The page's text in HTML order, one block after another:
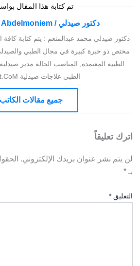
تم كتابة هذا المقال
دكتور صيدلي / Mohamed Abdelmoniem
دكتور صيدلي محمد عبدالمنعم : يتم كتابة
مختص ذو خبرة كبيرة في مجال الطبي
الطبية المعتمدة, المناصب الحالة مدير
الطبي علاجات صيدلية 3lagat.CoM
جميع مقالات الكاتب
اترك تعليقاً
لن يتم نشر عنوان بريدك الإلكتروني.
بـ *
التعليق *